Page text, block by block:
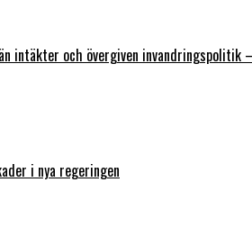
intäkter och övergiven
i nya regeringen